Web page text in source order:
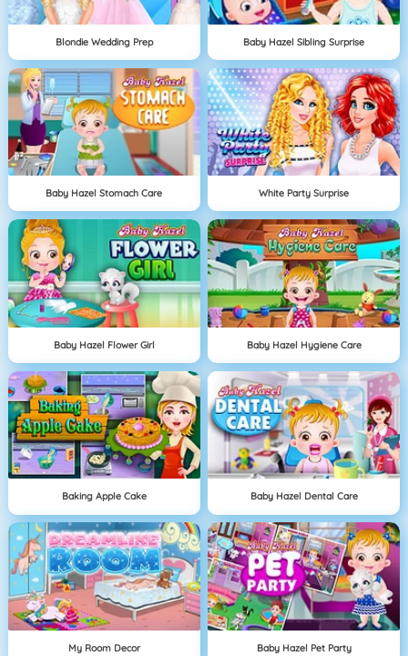
Blondie Wedding Prep Baby Hazel Sibling Surprise
Baby Hazel Stomach Care White Party Surprise
Baby Hazel Flower Girl Baby Hazel Hygiene Care
Baking Apple Cake Baby Hazel Dental Care
My Room Decor Baby Hazel Pet Party